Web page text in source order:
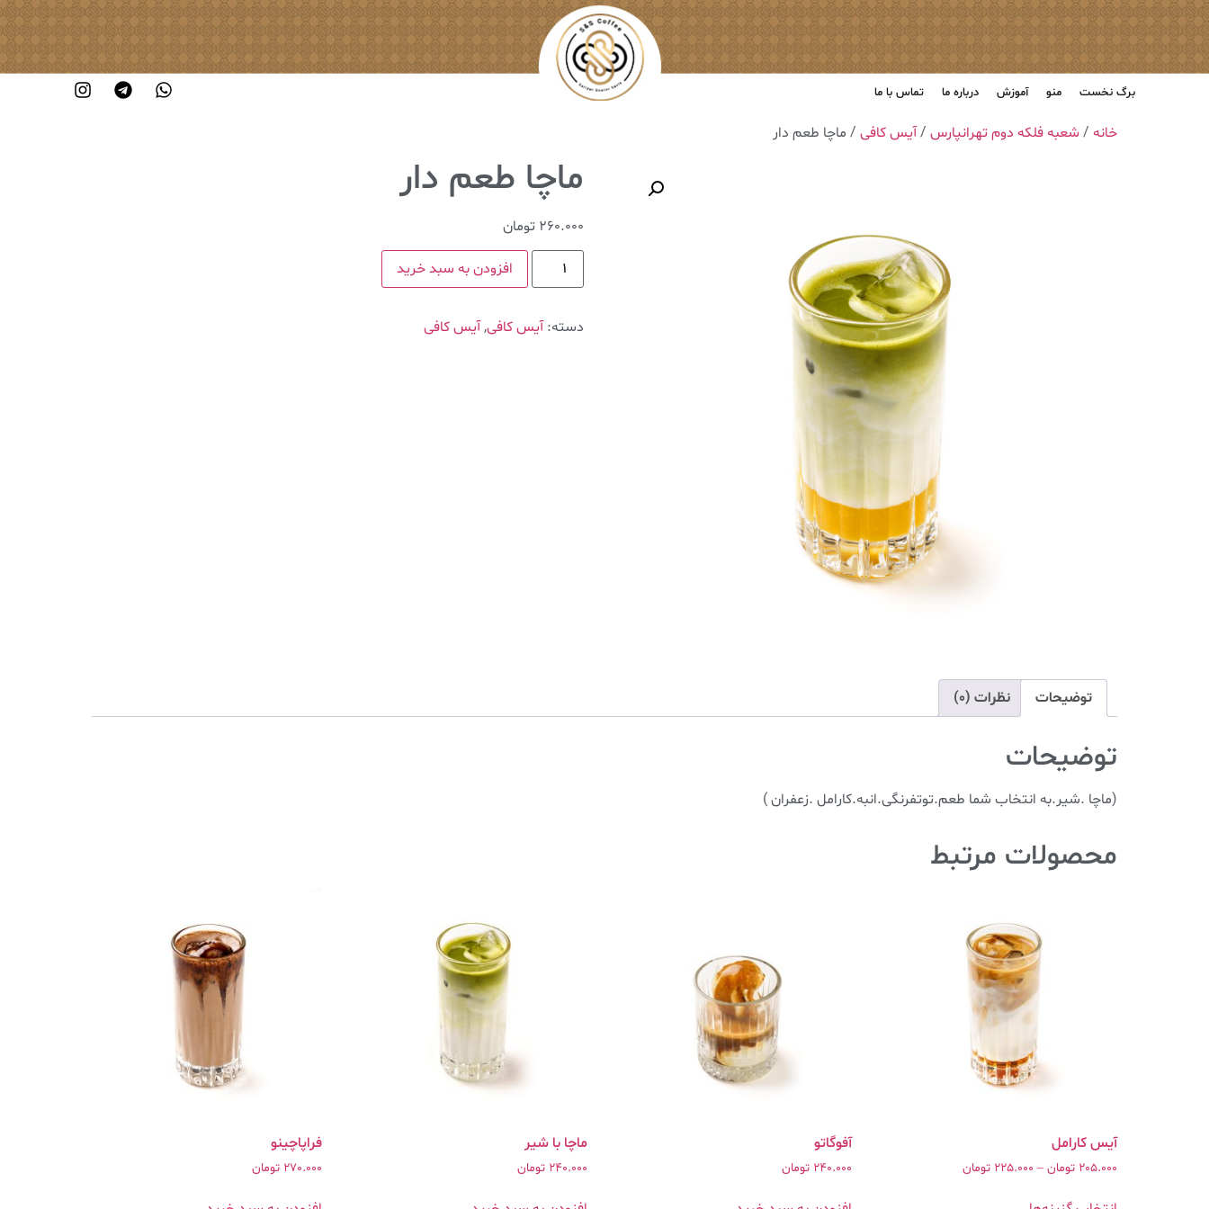
برگ نخست منو آموزش درباره ما تماس با ما
خانه / شعبه فلکه دوم تهرانپارس /آیس کافی / ماچا طعم دار
ماچا طعم دار
260.000 تومان
افزودن به سبد خرید
دسته:آیس کافی,آیس کافی
توضیحات نظرات (0)
توضیحات
(ماچا .شیر.به انتخاب شما طعم.توتفرنگی.انبه.کارامل .زعفران )
محصولات مرتبط
205.000 تومان –
225.000 تومان
‎آفوگاتو
240.000 تومان
ماچا با شیر
240.000 تومان
فراپاچینو
270.000 تومان